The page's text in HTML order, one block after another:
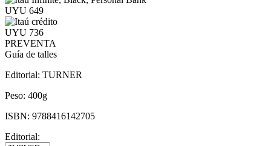
UYU 649
UYU 736
PREVENTA
Guía de talles
Editorial: TURNER
Peso: 400g
ISBN: 9788416142705
Editorial: